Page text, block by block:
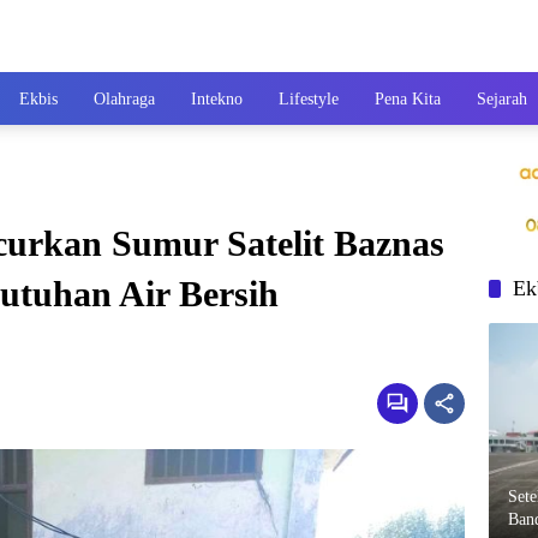
Ekbis Olahraga Intekno Lifestyle Pena Kita Sejarah
Sumur Satelit Baznas
Air Bersih